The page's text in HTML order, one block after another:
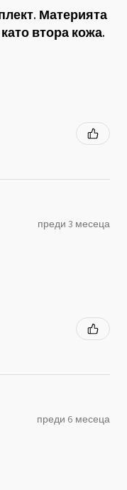
Материята
втора кожа.
преди 3 месеца
преди 6 месеца